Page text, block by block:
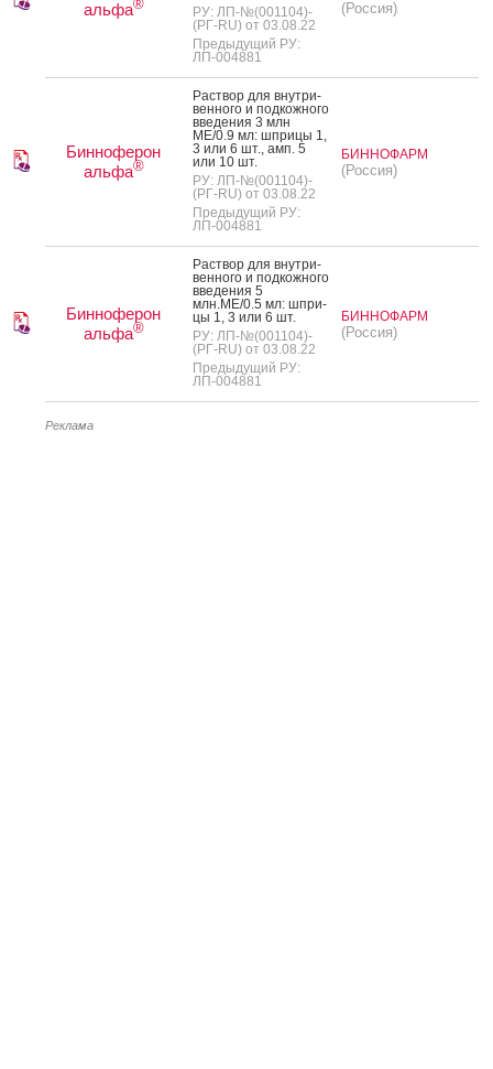
альфа®
РУ: ЛП-№(001104)-
(РГ-RU) от 03.08.22
Предыдущий РУ:
ЛП-004881
(Россия)
Бинноферон
альфа®
Рас­твор для внут­ри­
вен­но­го и под­кожно­го
вве­дения 3 млн
МЕ/0.9 мл: шпри­цы 1,
3 или 6 шт., амп. 5
или 10 шт.
РУ: ЛП-№(001104)-
(РГ-RU) от 03.08.22
Предыдущий РУ:
ЛП-004881
БИННОФАРМ
(Россия)
Бинноферон
альфа®
Рас­твор для внут­ри­
вен­но­го и под­кожно­го
вве­дения 5
млн.МЕ/0.5 мл: шпри­
цы 1, 3 или 6 шт.
РУ: ЛП-№(001104)-
(РГ-RU) от 03.08.22
Предыдущий РУ:
ЛП-004881
БИННОФАРМ
(Россия)
Реклама